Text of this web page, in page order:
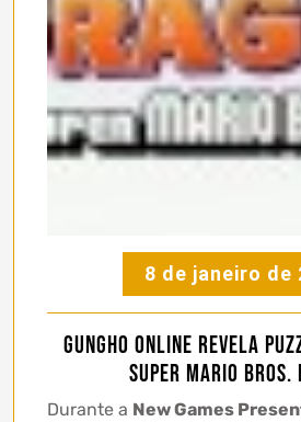
8 de janeiro de
GungHo Online revela
Super Mario Bros.
Durante a New Games